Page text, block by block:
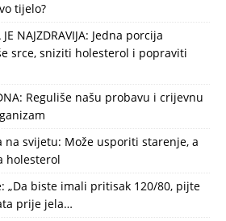
tijelo?
NAJZDRAVIJA: Jedna porcija
srce, sniziti holesterol i popraviti
Reguliše našu probavu i crijevnu
svijetu: Može usporiti starenje, a
holesterol
„Da biste imali pritisak 120/80, pijte
prije jela…